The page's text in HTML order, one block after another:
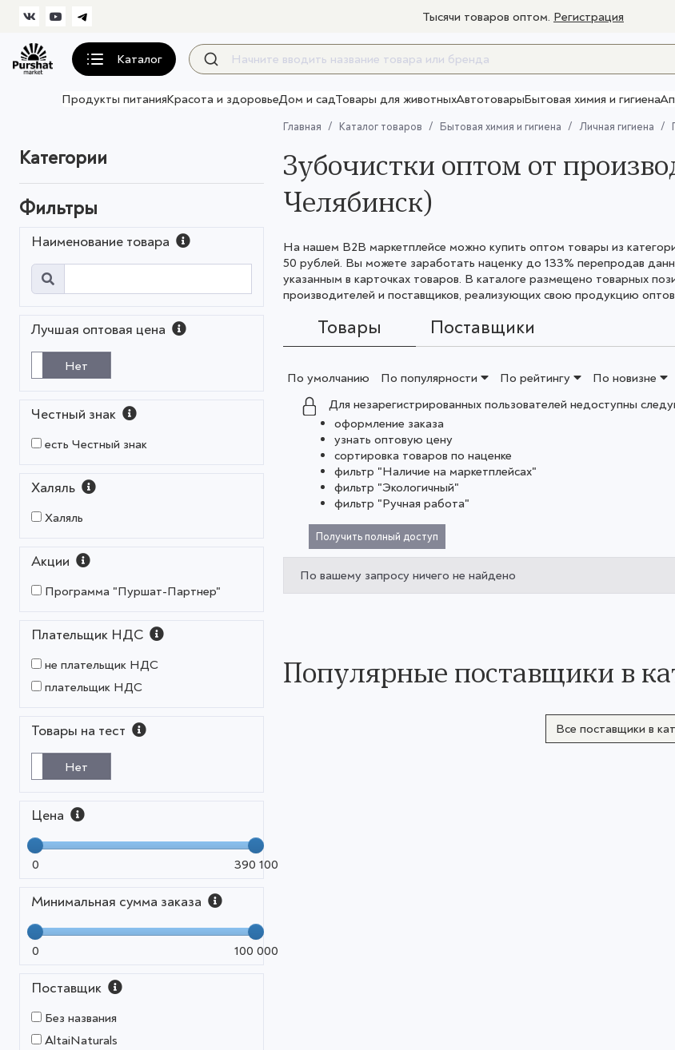
Тысячи товаров оптом. Регистрация
Каталог
Продукты питанияКрасота и здоровьеДом и садТовары для животныхАвтотоварыБытовая химия и гигиена
Главная Каталог товаров Бытовая химия и гигиена Личная гигиена
Категории
Фильтры
Наименование товара
Лучшая оптовая цена
Нет
Честный знак
есть Честный знак
Халяль
Халяль
Акции
Программа "Пуршат-Партнер"
Плательщик НДС
не плательщик НДС
плательщик НДС
Товары на тест
Нет
Цена
0 390 100
Минимальная сумма заказа
0 100 000
Поставщик
Без названия
AltaiNaturals
Зубочистки оптом от
Челябинск)
На нашем B2B маркетплейсе можно купить оптом товары из
50 рублей. Вы можете заработать наценку до 133% перепродав
указанным в карточках товаров. В каталоге размещено товарных
производителей и поставщиков, реализующих свою продукцию
Товары Поставщики
По умолчанию По популярности По рейтингу По новизне
Для незарегистрированных пользователей недоступны
оформление заказа
узнать оптовую цену
сортировка товаров по наценке
фильтр "Наличие на маркетплейсах"
фильтр "Экологичный"
фильтр "Ручная работа"
Получить полный доступ
По вашему запросу ничего не найдено
Популярные поставщики в
Все поставщики в